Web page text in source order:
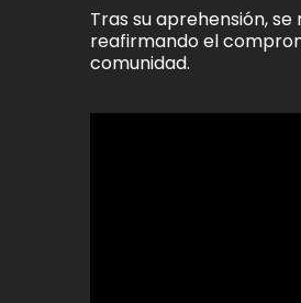
Tras su aprehensión,
reafirmando el
comunidad.